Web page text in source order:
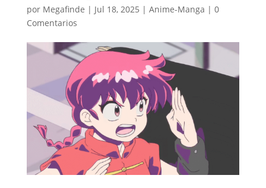
por Megafinde | Jul 18, 2025 | Anime-Manga | 0
Comentarios